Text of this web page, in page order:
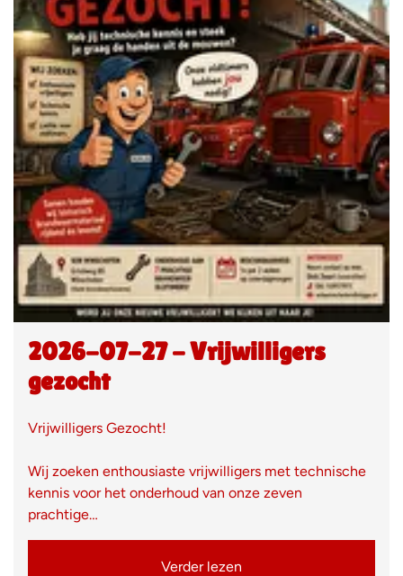
2026-07-27 - Vrijwilligers
gezocht
Vrijwilligers Gezocht!
Wij zoeken enthousiaste vrijwilligers met technische
kennis voor het onderhoud van onze zeven
prachtige…
Verder lezen